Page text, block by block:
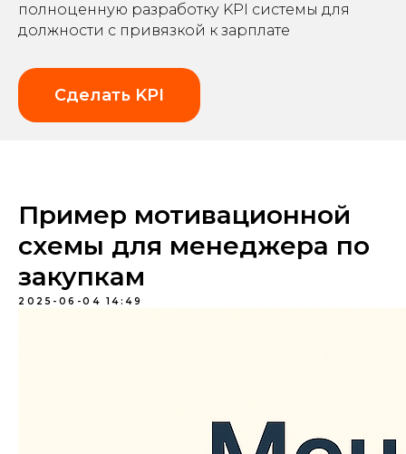
полноценную разработку KPI системы для
должности с привязкой к зарплате
Сделать KPI
Пример мотивационной
схемы для менеджера по
закупкам
2025-06-04 14:49